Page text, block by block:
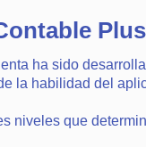
Plus
ha sido
la habilidad del
niveles que